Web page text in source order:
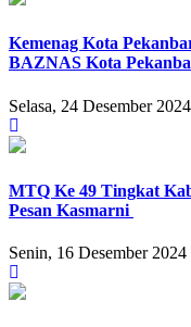
Kemenag Kota
BAZNAS Kota
Selasa, 24 Desember
MTQ Ke 49 Tingkat
Pesan Kasmarni
Senin, 16 Desember